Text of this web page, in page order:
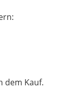
dem Kauf.